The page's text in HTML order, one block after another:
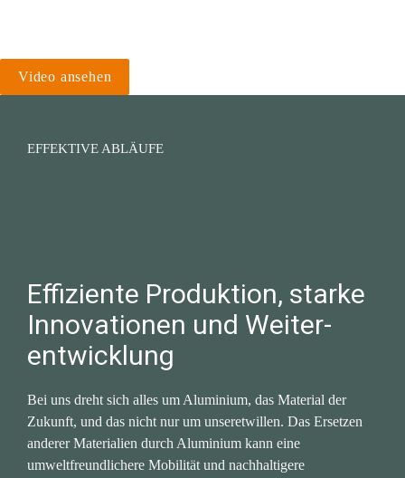
Video ansehen
EFFEKTIVE ABLÄUFE
Effiziente Produktion, starke
Innovationen und Weiter­
entwicklung
Bei uns dreht sich alles um Aluminium, das Material der
Zukunft, und das nicht nur um unseretwillen. Das Ersetzen
anderer Materialien durch Aluminium kann eine
umweltfreundlichere Mobilität und nachhaltigere